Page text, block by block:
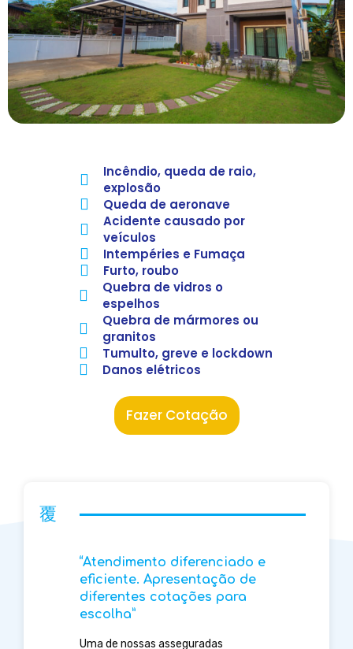
Incêndio, queda de raio,
explosão
Queda de aeronave
Acidente causado por
veículos
Intempéries e Fumaça
Furto, roubo
Quebra de vidros o
espelhos
Quebra de mármores ou
granitos
Tumulto, greve e lockdown
Danos elétricos
Fazer Cotação
“Atendimento diferenciado e
eficiente. Apresentação de
diferentes cotações para
escolha”
Uma de nossas asseguradas